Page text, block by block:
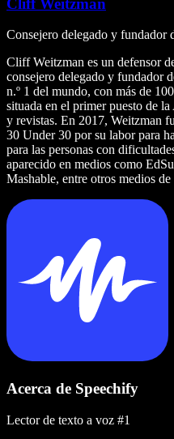
Cliff Weitzman
Consejero delegado y fundador
Cliff Weitzman es un defensor
consejero delegado y fundador
n.º 1 del mundo, con más de
situada en el primer puesto de
y revistas. En 2017, Weitzman
30 Under 30 por su labor para
para las personas con
aparecido en medios como
Mashable, entre otros medios de
Acerca de Speechify
Lector de texto a voz #1